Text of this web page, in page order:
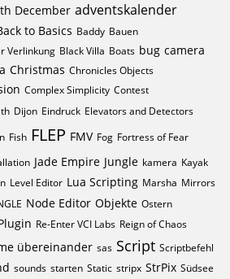
December adventskalender
to Basics Baddy Bauen
Verlinkung Black Villa Boats bug camera
Christmas Chronicles Objects
Complex Simplicity Contest
Dijon Eindruck Elevators and Detectors
Fish FLEP FMV Fog Fortress of Fear
Jade Empire Jungle kamera Kayak
Level Editor Lua Scripting Marsha Mirrors
Node Editor Objekte Ostern
Re-Enter VCI Labs Reign of Chaos
übereinander sas Script Scriptbefehl
sounds starten Static stripx StrPix Südsee